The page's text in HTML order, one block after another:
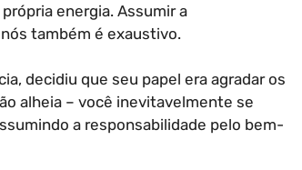
energia. Assumir a
também é exaustivo.
decidiu que seu papel era agradar os
alheia – você inevitavelmente se
a responsabilidade pelo bem-